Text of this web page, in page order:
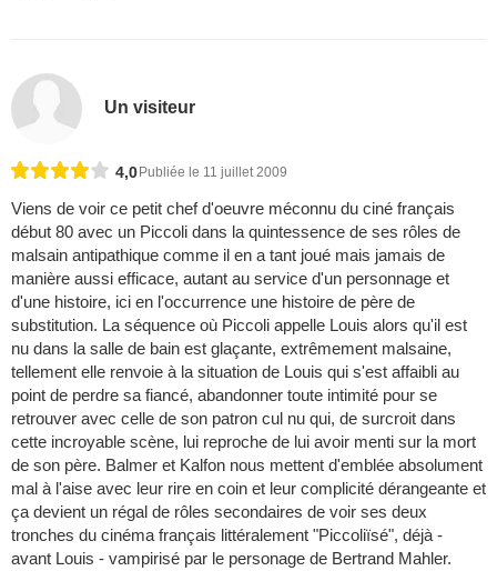
Un visiteur
4,0 Publiée le 11 juillet 2009
Viens de voir ce petit chef d'oeuvre méconnu du ciné français
début 80 avec un Piccoli dans la quintessence de ses rôles de
malsain antipathique comme il en a tant joué mais jamais de
manière aussi efficace, autant au service d'un personnage et
d'une histoire, ici en l'occurrence une histoire de père de
substitution. La séquence où Piccoli appelle Louis alors qu'il est
nu dans la salle de bain est glaçante, extrêmement malsaine,
tellement elle renvoie à la situation de Louis qui s'est affaibli au
point de perdre sa fiancé, abandonner toute intimité pour se
retrouver avec celle de son patron cul nu qui, de surcroit dans
cette incroyable scène, lui reproche de lui avoir menti sur la mort
de son père. Balmer et Kalfon nous mettent d'emblée absolument
mal à l'aise avec leur rire en coin et leur complicité dérangeante et
ça devient un régal de rôles secondaires de voir ses deux
tronches du cinéma français littéralement "Piccoliïsé", déjà -
avant Louis - vampirisé par le personage de Bertrand Mahler.